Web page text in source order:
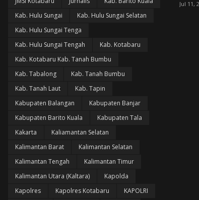
Kab. Hulu Sungai
Kab. Hulu Sungai Selatan
Kab. Hulu Sungai Tenga
Kab. Hulu Sungai Tengah
Kab. Kotabaru
Kab. Kotabaru Kab. Tanah Bumbu
Kab. Tabalong
Kab. Tanah Bumbu
Kab. Tanah Laut
Kab. Tapin
Kabupaten Balangan
Kabupaten Banjar
Kabupaten Barito Kuala
Kabupaten Tala
Kakarta
Kaliamantan Selatan
Kalimantan Barat
Kalimantan Selatan
Kalimantan Tengah
Kalimantan Timur
Kalimantan Utara (Kaltara)
Kapolda
Kapolres
Kapolres Kotabaru
KAPOLRI
Jul 11,